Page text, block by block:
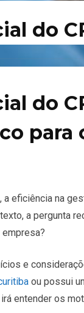
do
do
para
eficiência na
a pergunta
e
ou possui
entender os